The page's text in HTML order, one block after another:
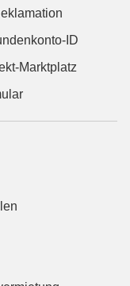
ID
Marktplatz